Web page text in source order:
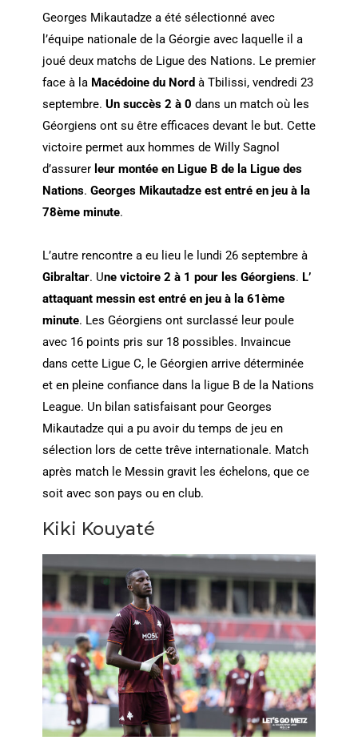
Georges Mikautadze a été sélectionné avec
l’équipe nationale de la Géorgie avec laquelle il a
joué deux matchs de Ligue des Nations. Le premier
face à la Macédoine du Nord à Tbilissi, vendredi 23
septembre. Un succès 2 à 0 dans un match où les
Géorgiens ont su être efficaces devant le but. Cette
victoire permet aux hommes de Willy Sagnol
d’assurer leur montée en Ligue B de la Ligue des
Nations. Georges Mikautadze est entré en jeu à la
78ème minute.
L’autre rencontre a eu lieu le lundi 26 septembre à
Gibraltar. Une victoire 2 à 1 pour les Géorgiens. L’
attaquant messin est entré en jeu à la 61ème
minute. Les Géorgiens ont surclassé leur poule
avec 16 points pris sur 18 possibles. Invaincue
dans cette Ligue C, le Géorgien arrive déterminée
et en pleine confiance dans la ligue B de la Nations
League. Un bilan satisfaisant pour Georges
Mikautadze qui a pu avoir du temps de jeu en
sélection lors de cette trêve internationale. Match
après match le Messin gravit les échelons, que ce
soit avec son pays ou en club.
Kiki Kouyaté